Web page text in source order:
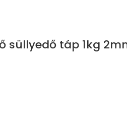
süllyedő táp 1kg